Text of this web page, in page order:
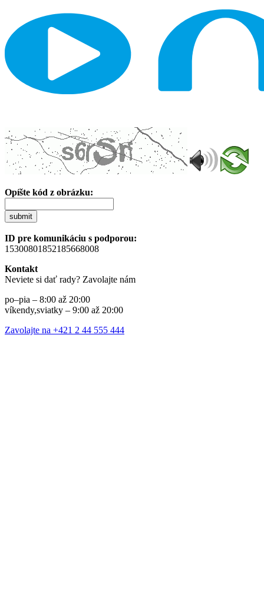
Opíšte kód z obrázku:
submit
ID pre komunikáciu s podporou:
15300801852185668008
Kontakt
Neviete si dať rady? Zavolajte nám
po–pia – 8:00 až 20:00
víkendy,sviatky – 9:00 až 20:00
Zavolajte na +421 2 44 555 444